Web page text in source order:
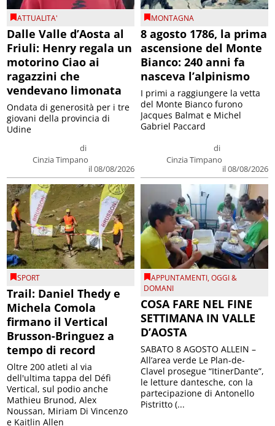
ATTUALITA'
Dalle Valle d’Aosta al
Friuli: Henry regala un
motorino Ciao ai
ragazzini che
vendevano limonata
di
Cinzia Timpano
il 08/08/2026
Ondata di generosità per i tre
giovani della provincia di
Udine
MONTAGNA
8 agosto 1786, la prima
ascensione del Monte
Bianco: 240 anni fa
nasceva l’alpinismo
di
Cinzia Timpano
il 08/08/2026
I primi a raggiungere la vetta
del Monte Bianco furono
Jacques Balmat e Michel
Gabriel Paccard
SPORT
Trail: Daniel Thedy e
Michela Comola
firmano il Vertical
Brusson-Bringuez a
tempo di record
Oltre 200 atleti al via
dell'ultima tappa del Défì
Vertical, sul podio anche
Mathieu Brunod, Alex
Noussan, Miriam Di Vincenzo
e Kaitlin Allen
APPUNTAMENTI,OGGI &
DOMANI
COSA FARE NEL FINE
SETTIMANA IN VALLE
D’AOSTA
SABATO 8 AGOSTO ALLEIN –
All’area verde Le Plan-de-
Clavel prosegue “ItinerDante”,
le letture dantesche, con la
partecipazione di Antonello
Pistritto (...